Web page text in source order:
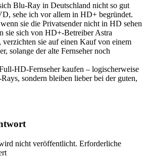
Blu-Ray in Deutschland nicht so gut
sehe ich vor allem in HD+ begründet.
sie die Privatsender nicht in HD sehen
sie sich von HD+-Betreiber Astra
verzichten sie auf einen Kauf von einem
solange der alte Fernseher noch
HD-Fernseher kaufen – logischerweise
sondern bleiben lieber bei der guten,
nicht veröffentlicht. Erforderliche